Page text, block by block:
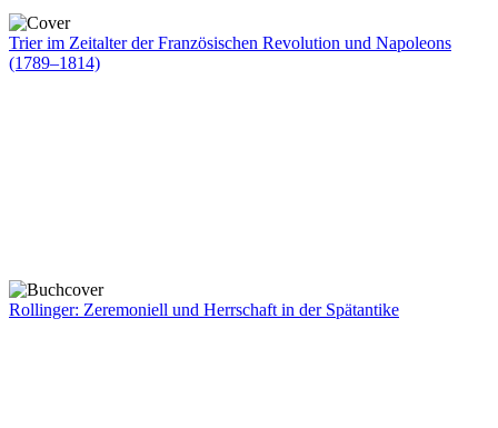
Trier im Zeitalter der Französischen Revolution und Napoleons
(1789–1814)
Rollinger: Zeremoniell und Herrschaft in der Spätantike